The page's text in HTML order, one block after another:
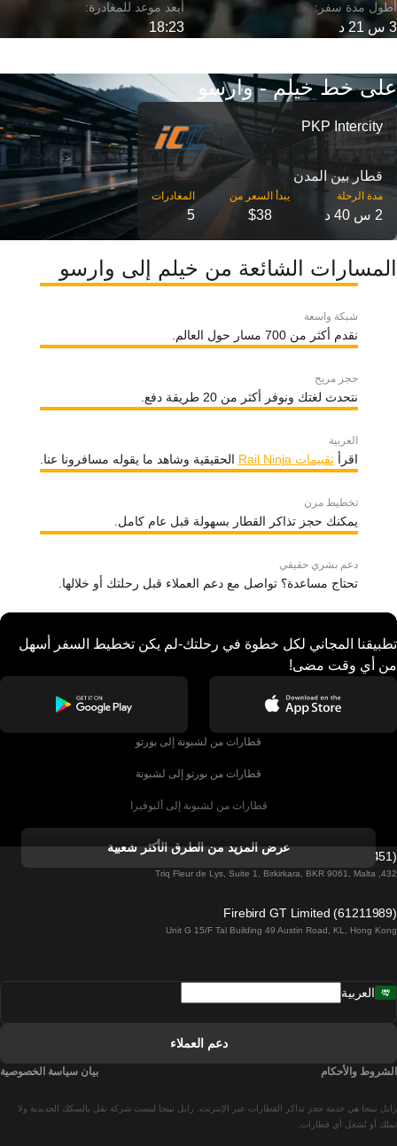
3 س 21 د 18:23
على خط خيلم - وارسو
PKP Intercity
قطار بين المدن
مدة الرحلة
2 س 40 د $38
5
المسارات الشائعة من خيلم إلى وارسو
شبكة واسعة
نقدم أكثر من 700 مسار حول العالم.
حجز مريح
نتحدث لغتك ونوفر أكثر من 20 طريقة دفع.
العربية
اقرأتقييمات Rail Ninja الحقيقية وشاهد ما يقوله مسافرونا عنا.
تخطيط مرن
يمكنك حجز تذاكر القطار بسهولة قبل عام كامل.
دعم بشري حقيقي
تحتاج مساعدة؟ تواصل مع دعم العملاء قبل رحلتك أو خلالها.
تطبيقنا المجاني لكل خطوة في رحلتك-لم يكن تخطيط السفر أسهل
من أي وقت مضى!
قطارات من لشبونة إلى بورتو
قطارات من بورتو إلى لشبونة
قطارات من لشبونة إلى ألبوفيرا
قطارات من ألبوفيرا إلى لشبونة
قطارات من لشبونة إلى لاغوس
قطارات من لشبونة إلى مدريد
عرض المزيد من الطرق الأكثر شعبية
Firebird GT Limited (OC 1451)
432, Triq Fleur de Lys, Suite 1, Birkirkara, BKR 9061, Malta
Firebird GT Limited (61211989)
Unit G 15/F Tal Building 49 Austin Road, KL, Hong Kong
رايل نينجا هي خدمة حجز تذاكر القطارات عبر الإنترنت. رايل نينجا ليست شركة نقل بالسكك الحديدية ولا
تملك أو تُشغل أي قطارات.
العربية
دعم العملاء
الشروط والأحكام بيان سياسة الخصوصية